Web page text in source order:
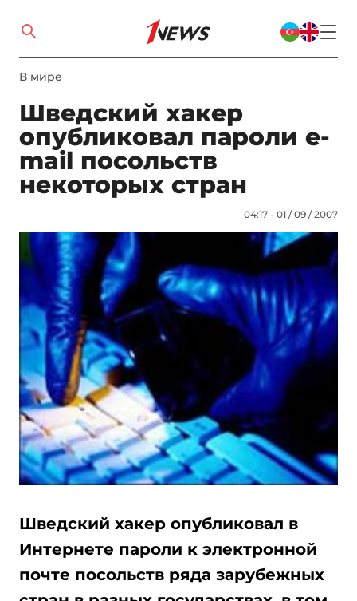
В мире
Шведский хакер
опубликовал пароли e-
mail посольств
некоторых стран
04:17 - 01 / 09 / 2007
Шведский хакер опубликовал в
Интернете пароли к электронной
почте посольств ряда зарубежных